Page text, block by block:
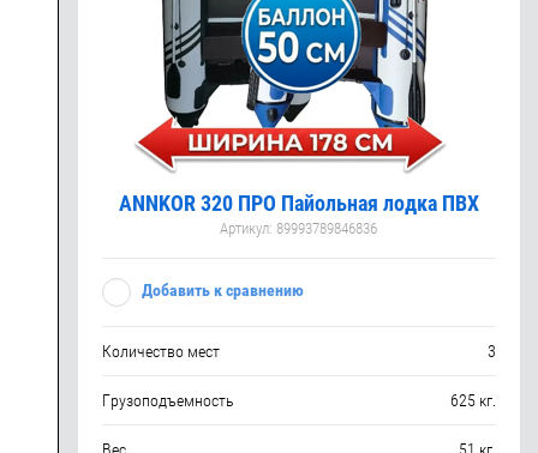
ANNKOR 320 ПРО Пайольная лодка ПВХ
Артикул: 89993789846836
Добавить к сравнению
Количество мест 3
Грузоподъемность 625 кг.
Вес 51 кг.